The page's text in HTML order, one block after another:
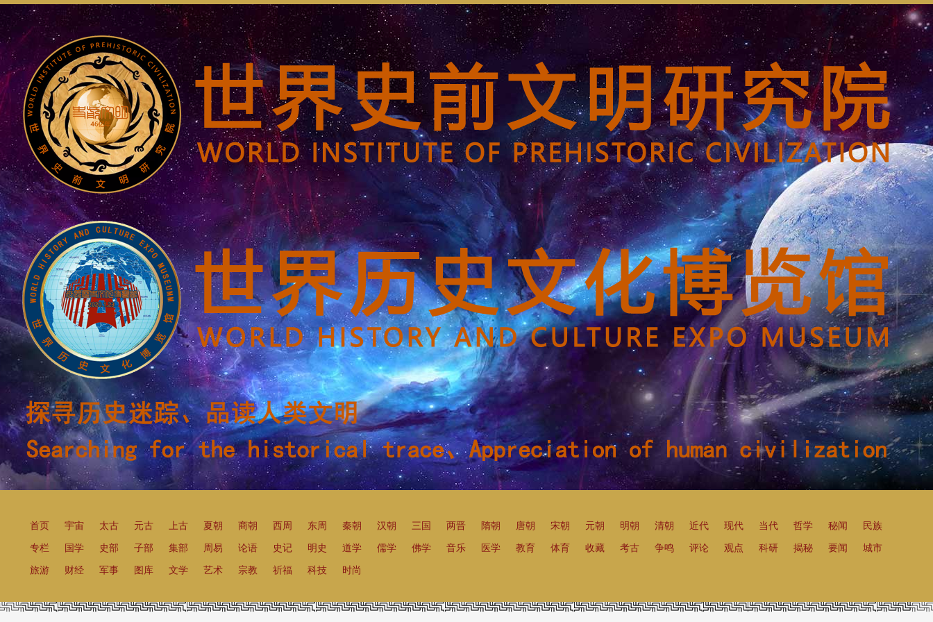
首页 宇宙 太古 元古 上古 夏朝 商朝 西周 东周 秦朝 汉朝 三国 两晋 隋朝 唐朝 宋朝 元朝 明朝 清朝 近代 现代 当代 哲学 秘闻 民族
专栏 国学 史部 子部 集部 周易 论语 史记 明史 道学 儒学 佛学 音乐 医学 教育 体育 收藏 考古 争鸣 评论 观点 科研 揭秘 要闻 城市
旅游 财经 军事 图库 文学 艺术 宗教 祈福 科技 时尚